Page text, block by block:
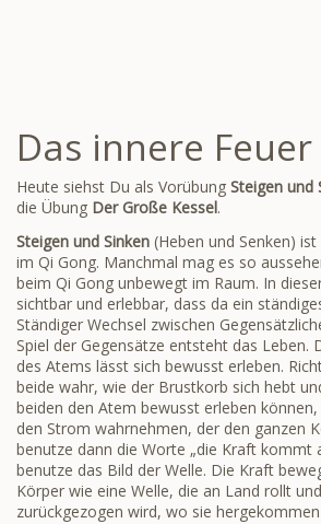
Das innere
Heute siehst Du als Vorübung Steigen und
die Übung Der Große Kessel.
Steigen und Sinken (Heben und Senken)
im Qi Gong. Manchmal mag es so
beim Qi Gong unbewegt im Raum. In
sichtbar und erlebbar, dass da ein
Ständiger Wechsel zwischen
Spiel der Gegensätze entsteht das Leben.
des Atems lässt sich bewusst erleben.
beide wahr, wie der Brustkorb sich hebt
beiden den Atem bewusst erleben
den Strom wahrnehmen, der den ganzen
benutze dann die Worte „die Kraft kommt
benutze das Bild der Welle. Die Kraft
Körper wie eine Welle, die an Land rollt
zurückgezogen wird, wo sie